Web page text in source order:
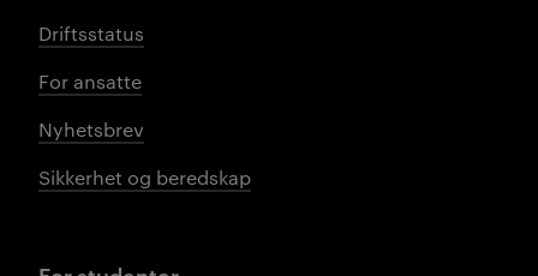
Driftsstatus
For ansatte
Nyhetsbrev
Sikkerhet og beredskap